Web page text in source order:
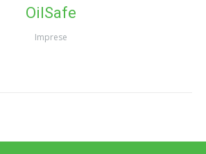
OilSafe
Imprese